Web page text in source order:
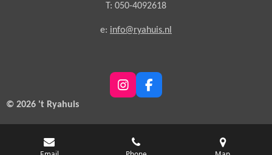
T: 050-4092618
e: info@ryahuis.nl
I
n
t
F
a
e
© 2026 't Ryahuis